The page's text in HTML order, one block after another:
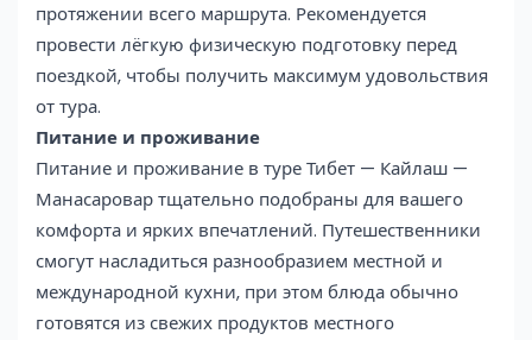
протяжении всего маршрута. Рекомендуется
провести лёгкую физическую подготовку перед
поездкой, чтобы получить максимум удовольствия
от тура.
Питание и проживание
Питание и проживание в туре Тибет — Кайлаш —
Манасаровар тщательно подобраны для вашего
комфорта и ярких впечатлений. Путешественники
смогут насладиться разнообразием местной и
международной кухни, при этом блюда обычно
готовятся из свежих продуктов местного